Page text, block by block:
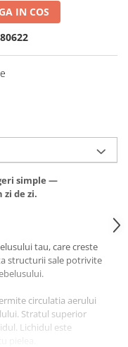
IN COS
simple —
de zi.
tau, care creste
structurii sale potrivite
circulatia aerului
Stratul superior
Lichidul este